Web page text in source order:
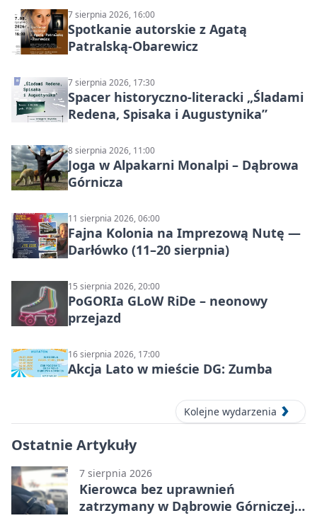
7 sierpnia 2026, 16:00
Spotkanie autorskie z Agatą
Patralską-Obarewicz
7 sierpnia 2026, 17:30
Spacer historyczno-literacki „Śladami
Redena, Spisaka i Augustynika”
8 sierpnia 2026, 11:00
Joga w Alpakarni Monalpi – Dąbrowa
Górnicza
11 sierpnia 2026, 06:00
Fajna Kolonia na Imprezową Nutę —
Darłówko (11–20 sierpnia)
15 sierpnia 2026, 20:00
PoGORIa GLoW RiDe – neonowy
przejazd
16 sierpnia 2026, 17:00
Akcja Lato w mieście DG: Zumba
Kolejne wydarzenia
Ostatnie Artykuły
7 sierpnia 2026
Kierowca bez uprawnień
zatrzymany w Dąbrowie Górniczej.